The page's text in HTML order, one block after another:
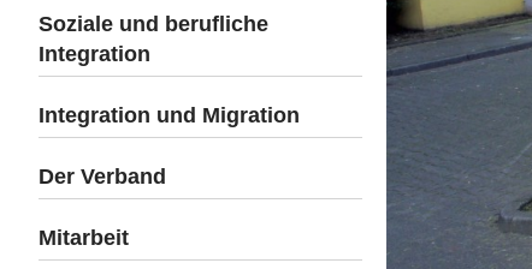
Soziale und berufliche
Integration
Integration und Migration
Der Verband
Mitarbeit